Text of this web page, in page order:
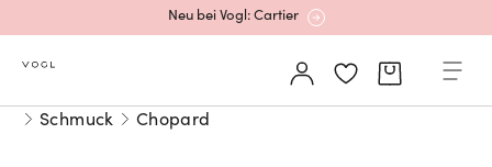
Mehr erfahren: Ikonische Uhren von Cartier
Rolex Certified Pre-Owned entdecken
Schmuck Chopard